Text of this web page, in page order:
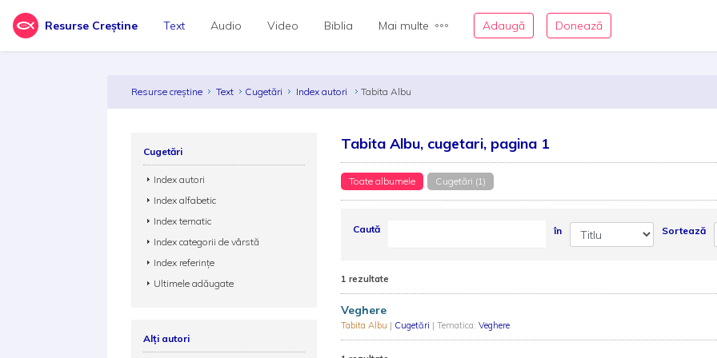
Resurse Creștine Text Audio Video Biblia Mai multe Adaugă Donează
Resurse creștine Text Cugetări Index autori Tabita Albu
Tabita Albu, cugetari, pagina 1
Toate albumele Cugetări (1)
Caută în Sortează
1 rezultate
Veghere
Tabita Albu | Cugetări | Tematica: Veghere
Cugetări
Index autori
Index alfabetic
Index tematic
Index categorii de vârstă
Index referințe
Ultimele adăugate
Alți autori